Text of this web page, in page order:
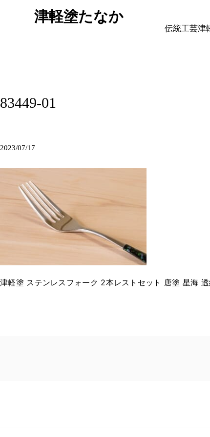
津軽塗たなか
伝統工芸津
83449-01
2023/07/17
津軽塗 ステンレスフォーク 2本レストセット 唐塗 星海